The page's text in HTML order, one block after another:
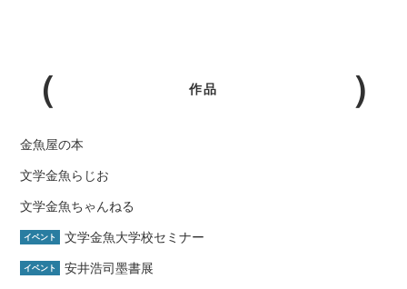
作品
金魚屋の本
文学金魚らじお
文学金魚ちゃんねる
イベント 文学金魚大学校セミナー
イベント 安井浩司墨書展